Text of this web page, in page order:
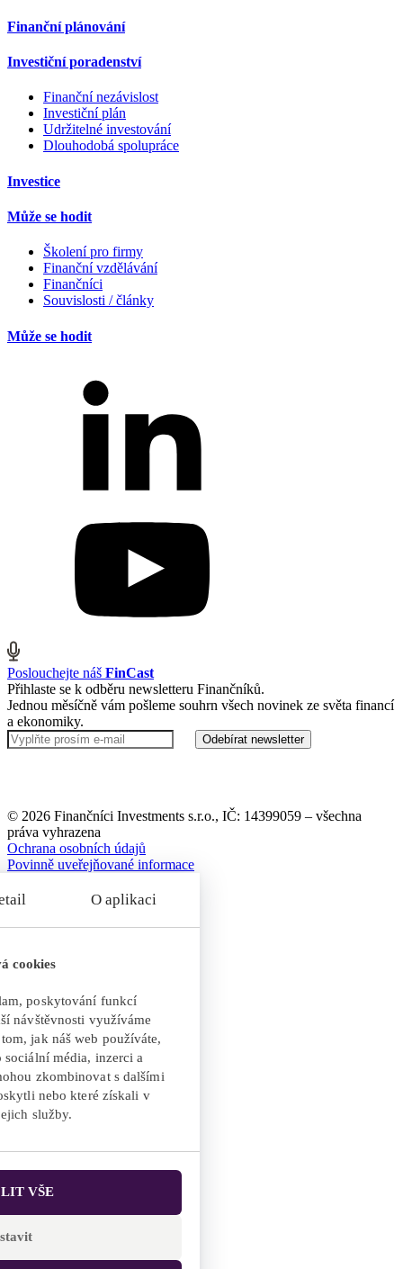
Finanční plánování
Investiční poradenství
Finanční nezávislost
Investiční plán
Udržitelné investování
Dlouhodobá spolupráce
Investice
Může se hodit
Školení pro firmy
Finanční vzdělávání
Finančníci
Souvislosti / články
Může se hodit
Poslouchejte náš FinCast
Přihlaste se k odběru newsletteru Finančníků.
Jednou měsíčně vám pošleme souhrn všech novinek ze světa financí
a ekonomiky.
Odebírat newsletter
© 2026 Finančníci Investments s.r.o., IČ: 14399059 – všechna
práva vyhrazena
Ochrana osobních údajů
Povinně uveřejňované informace